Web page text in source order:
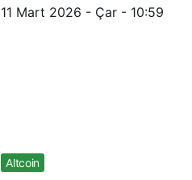
11 Mart 2026 - Çar - 10:59
Altcoin